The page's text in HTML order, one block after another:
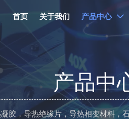
首页 关于我们 产品中心 
产品中
胶，导热绝缘片，导热相变材料，